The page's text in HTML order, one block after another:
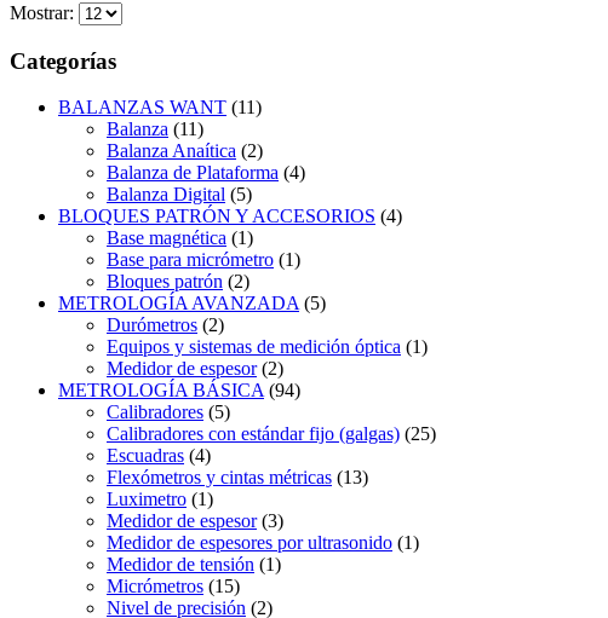
Mostrar:
Categorías
BALANZAS WANT (11)
Balanza (11)
Balanza Anaítica (2)
Balanza de Plataforma (4)
Balanza Digital (5)
BLOQUES PATRÓN Y ACCESORIOS (4)
Base magnética (1)
Base para micrómetro (1)
Bloques patrón (2)
METROLOGÍA AVANZADA (5)
Durómetros (2)
Equipos y sistemas de medición óptica (1)
Medidor de espesor (2)
METROLOGÍA BÁSICA (94)
Calibradores (5)
Calibradores con estándar fijo (galgas) (25)
Escuadras (4)
Flexómetros y cintas métricas (13)
Luximetro (1)
Medidor de espesor (3)
Medidor de espesores por ultrasonido (1)
Medidor de tensión (1)
Micrómetros (15)
Nivel de precisión (2)